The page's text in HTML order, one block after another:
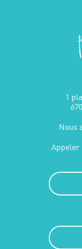
1
Nous
Appeler